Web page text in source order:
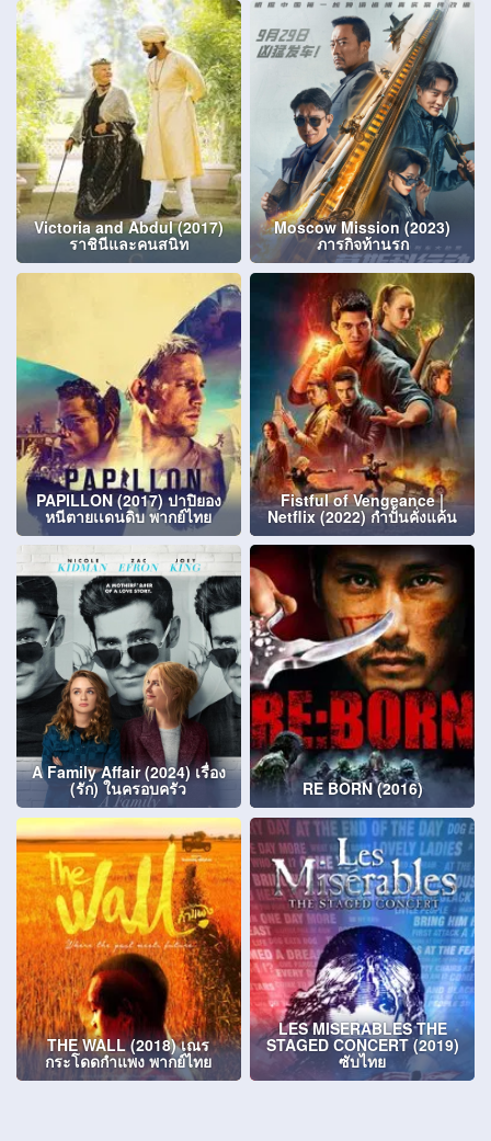
Victoria and Abdul (2017)
ราชินีและคนสนิท
Moscow Mission (2023)
ภารกิจท้านรก
PAPILLON (2017) ปาปิยอง
หนีตายเเดนดิบ พากย์ไทย
Fistful of Vengeance |
Netflix (2022) กำปั้นคั่งแค้น
A Family Affair (2024) เรื่อง
(รัก) ในครอบครัว RE BORN (2016)
THE WALL (2018) เณร
กระโดดกำแพง พากย์ไทย
LES MISERABLES THE
STAGED CONCERT (2019)
ซับไทย